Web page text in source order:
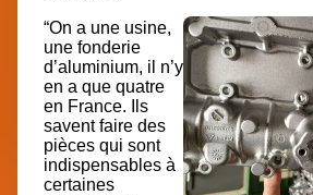
“On a une usine,
une fonderie
d’aluminium, il n’y
en a que quatre
en France. Ils
savent faire des
pièces qui sont
indispensables à
certaines